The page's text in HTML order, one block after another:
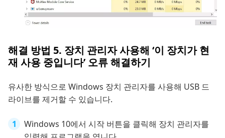
해결 방법 5. 장치 관리자 사용해 ‘이 장치가 현
재 사용 중입니다’ 오류 해결하기
유사한 방식으로 Windows 장치 관리자를 사용해 USB 드
라이브를 제거할 수 있습니다.
Windows 10에서 시작 버튼을 클릭해 장치 관리자를